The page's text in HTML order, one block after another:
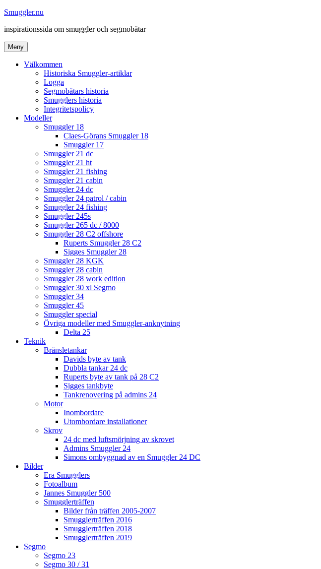
Hoppa
innehåll
Smuggler.nu
inspirationssida om smuggler och segmobåtar
Meny
Välkommen
Historiska Smuggler-artiklar
Logga
Segmobåtars historia
Smugglers historia
Integritetspolicy
Modeller
Smuggler 18
Claes-Görans Smuggler 18
Smuggler 17
Smuggler 21 dc
Smuggler 21 ht
Smuggler 21 fishing
Smuggler 21 cabin
Smuggler 24 dc
Smuggler 24 patrol / cabin
Smuggler 24 fishing
Smuggler 245s
Smuggler 265 dc / 8000
Smuggler 28 C2 offshore
Ruperts Smuggler 28 C2
Sigges Smuggler 28
Smuggler 28 KGK
Smuggler 28 cabin
Smuggler 28 work edition
Smuggler 30 xl Segmo
Smuggler 34
Smuggler 45
Smuggler special
Övriga modeller med Smuggler-anknytning
Delta 25
Teknik
Bränsletankar
Davids byte av tank
Dubbla tankar 24 dc
Ruperts byte av tank på 28 C2
Sigges tankbyte
Tankrenovering på admins 24
Motor
Inombordare
Utombordare installationer
Skrov
24 dc med luftsmörjning av skrovet
Admins Smuggler 24
Simons ombyggnad av en Smuggler 24 DC
Bilder
Era Smugglers
Fotoalbum
Jannes Smuggler 500
Smugglerträffen
Bilder från träffen 2005-2007
Smugglerträffen 2016
Smugglerträffen 2018
Smugglerträffen 2019
Segmo
Segmo 23
Segmo 30 / 31